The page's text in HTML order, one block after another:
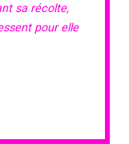
sa récolte,
pour elle